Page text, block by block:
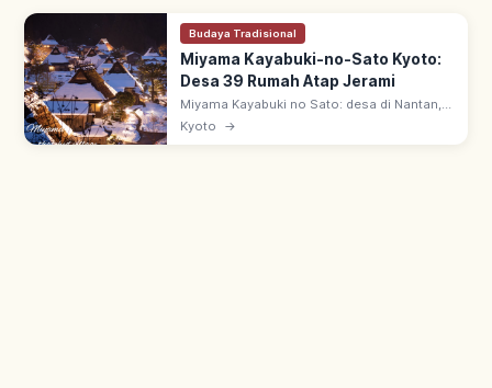
Budaya Tradisional
Miyama Kayabuki-no-Sato Kyoto:
Desa 39 Rumah Atap Jerami
Miyama Kayabuki no Sato: desa di Nantan,
Kyoto utara—dari 50 rumah, 39 beratap
jerami. Arsitektur 'Kitayama-gata minka'
Kyoto →